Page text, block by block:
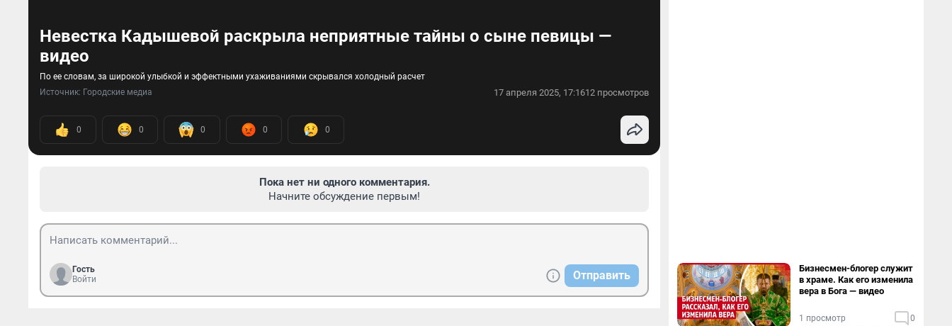
Невестка Кадышевой раскрыла неприятные тайны о сыне певицы —
видео
По ее словам, за широкой улыбкой и эффектными ухаживаниями скрывался холодный расчет
Источник: Городские медиа 17 апреля 2025, 17:1612 просмотров
0 0 0 0 0
Пока нет ни одного комментария.
Начните обсуждение первым!
Гость
Войти
Отправить
Бизнесмен-блогер служит
в храме. Как его изменила
вера в Бога — видео
1 просмотр 0